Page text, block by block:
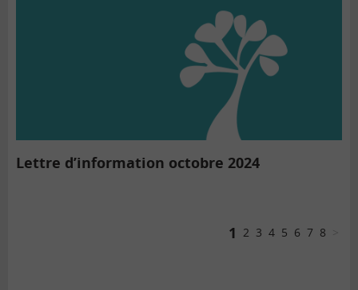
Lettre d’information octobre 2024
1 2 3 4 5 6 7 8